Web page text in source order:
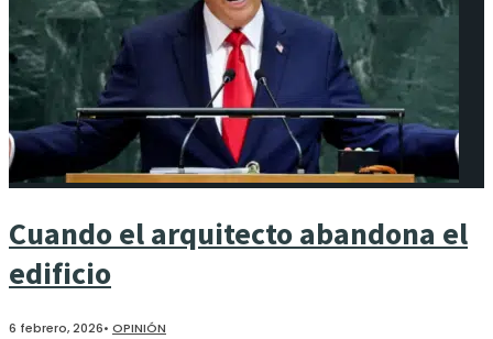
Cuando el arquitecto abandona el
edificio
6 febrero, 2026• OPINIÓN